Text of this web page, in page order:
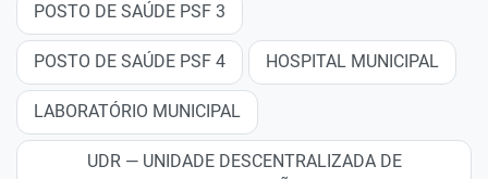
POSTO DE SAÚDE PSF 3
POSTO DE SAÚDE PSF 4 HOSPITAL MUNICIPAL
LABORATÓRIO MUNICIPAL
UDR — UNIDADE DESCENTRALIZADA DE